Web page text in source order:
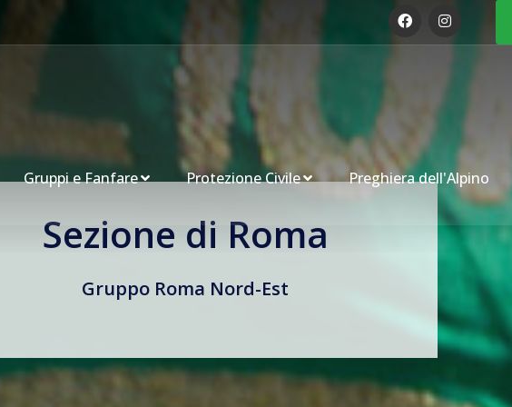
Gruppi e Fanfare Protezione Civile Preghiera dell'Alpino
Sezione di Roma
Gruppo Roma Nord-Est